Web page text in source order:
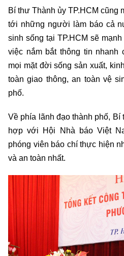
Bí thư Thành ủy TP.HCM cũng
tới những người làm báo cả
sinh sống tại TP.HCM sẽ
việc nắm bắt thông tin nhanh
mọi mặt đời sống sản xuất,
toàn giao thông, an toàn vệ
phố.
Về phía lãnh đạo thành phố, Bí
hợp với Hội Nhà báo Việt
phóng viên báo chí thực hiện
và an toàn nhất.